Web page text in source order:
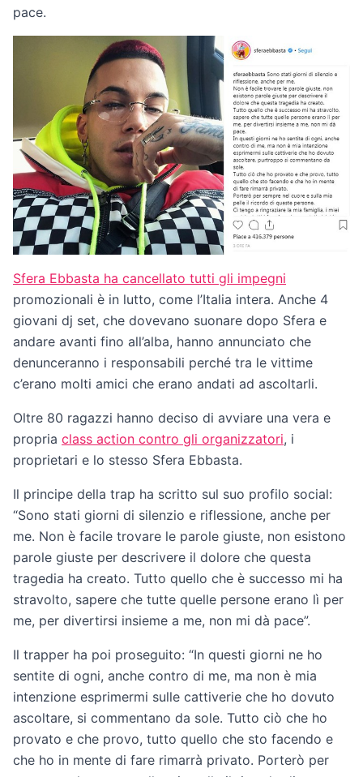
pace.
Sfera Ebbasta ha cancellato tutti gli impegni
promozionali è in lutto, come l’Italia intera. Anche 4
giovani dj set, che dovevano suonare dopo Sfera e
andare avanti fino all’alba, hanno annunciato che
denunceranno i responsabili perché tra le vittime
c’erano molti amici che erano andati ad ascoltarli.
Oltre 80 ragazzi hanno deciso di avviare una vera e
propria class action contro gli organizzatori, i
proprietari e lo stesso Sfera Ebbasta.
Il principe della trap ha scritto sul suo profilo social:
“Sono stati giorni di silenzio e riflessione, anche per
me. Non è facile trovare le parole giuste, non esistono
parole giuste per descrivere il dolore che questa
tragedia ha creato. Tutto quello che è successo mi ha
stravolto, sapere che tutte quelle persone erano lì per
me, per divertirsi insieme a me, non mi dà pace”.
Il trapper ha poi proseguito: “In questi giorni ne ho
sentite di ogni, anche contro di me, ma non è mia
intenzione esprimermi sulle cattiverie che ho dovuto
ascoltare, si commentano da sole. Tutto ciò che ho
provato e che provo, tutto quello che sto facendo e
che ho in mente di fare rimarrà privato. Porterò per